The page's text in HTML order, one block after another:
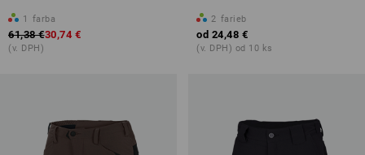
1 farba
61,38 €30,74 €
(v. DPH)
2 farieb
od 24,48 €
(v. DPH) od 10 ks